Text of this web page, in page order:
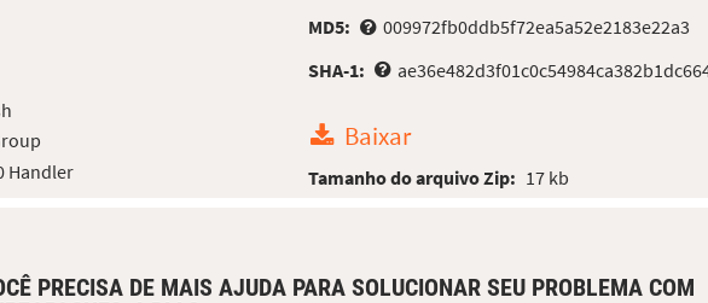
Handler
MD5:
009972fb0ddb5f72ea5a52e2183e22a3
SHA-1:
Baixar
Tamanho do arquivo Zip: 17 kb
PRECISA DE MAIS AJUDA PARA SOLUCIONAR SEU PROBLEMA COM